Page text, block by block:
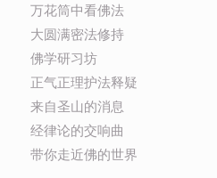
万花筒中看佛法
大圆满密法修持
佛学研习坊
正气正理护法释疑
来自圣山的消息
经律论的交响曲
带你走近佛的世界